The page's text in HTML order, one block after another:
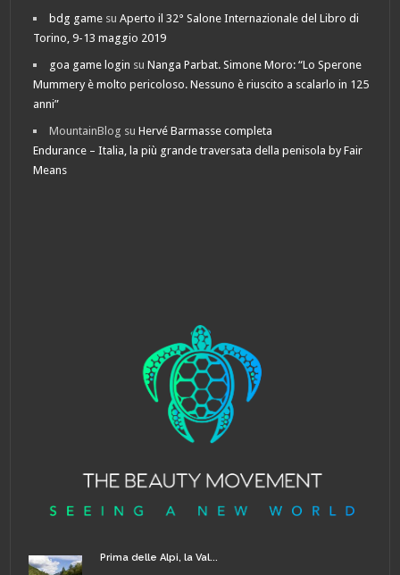
bdg game suAperto il 32° Salone Internazionale del Libro di
Torino, 9-13 maggio 2019
goa game login suNanga Parbat. Simone Moro: “Lo Sperone
Mummery è molto pericoloso. Nessuno è riuscito a scalarlo in 125
anni”
MountainBlog suHervé Barmasse completa
Endurance – Italia, la più grande traversata della penisola by Fair
Means
Prima delle Alpi, la Val...